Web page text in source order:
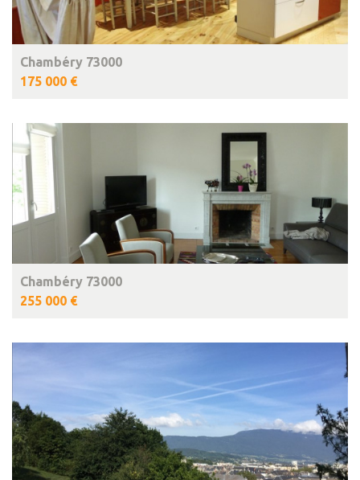
Chambéry 73000
175 000 €
Chambéry 73000
255 000 €